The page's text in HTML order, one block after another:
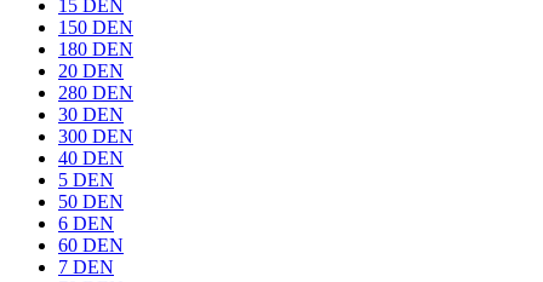
15 DEN
150 DEN
180 DEN
20 DEN
280 DEN
30 DEN
300 DEN
40 DEN
5 DEN
50 DEN
6 DEN
60 DEN
7 DEN